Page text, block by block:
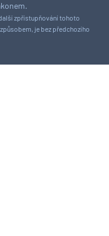
zpřístupňování tohoto
je bez předchozího